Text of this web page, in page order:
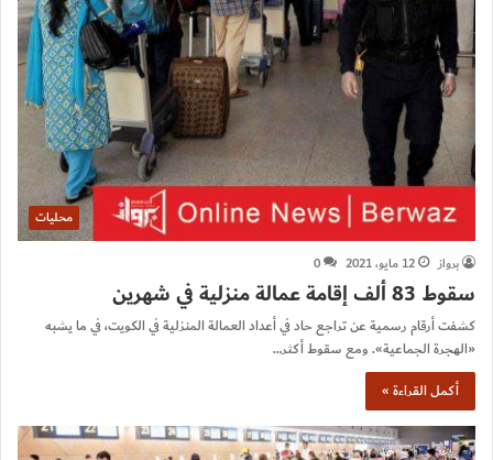
محليات
برواز
12 مايو، 2021 0
سقوط 83 ألف إقامة عمالة منزلية في شهرين
كشفت أرقام رسمية عن تراجع حاد في أعداد العمالة المنزلية في الكويت، في ما يشبه
«الهجرة الجماعية». ومع سقوط أكثر…
أكمل القراءة »